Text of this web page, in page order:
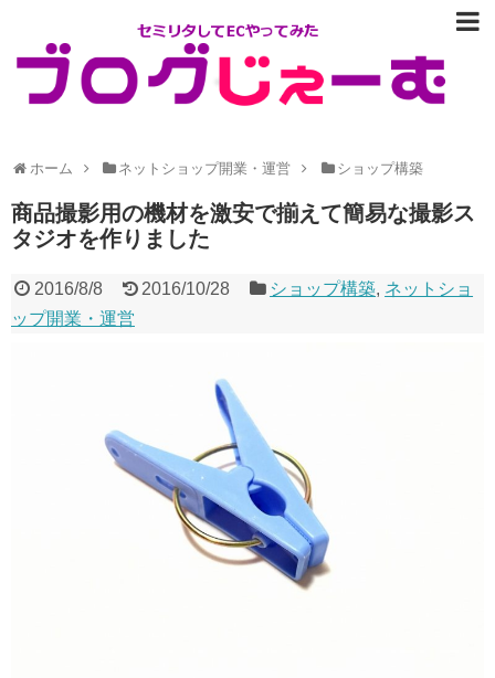
ホーム ネットショップ開業・運営 ショップ構築
商品撮影用の機材を激安で揃えて簡易な撮影ス
タジオを作りました
2016/8/8 2016/10/28 ショップ構築, ネットショ
ップ開業・運営